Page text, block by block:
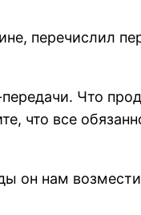
перечислил
Что
что все
он нам